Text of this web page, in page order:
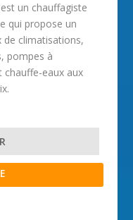
un chauffagiste
qui propose un
de climatisations,
pompes à
chauffe-eaux aux